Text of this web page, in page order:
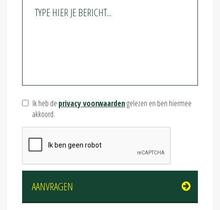
Ik heb de privacy voorwaardengelezen en ben hiermee
akkoord.
AANVRAGEN